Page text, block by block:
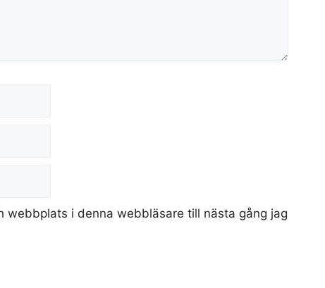
webbplats i denna webbläsare till nästa gång jag